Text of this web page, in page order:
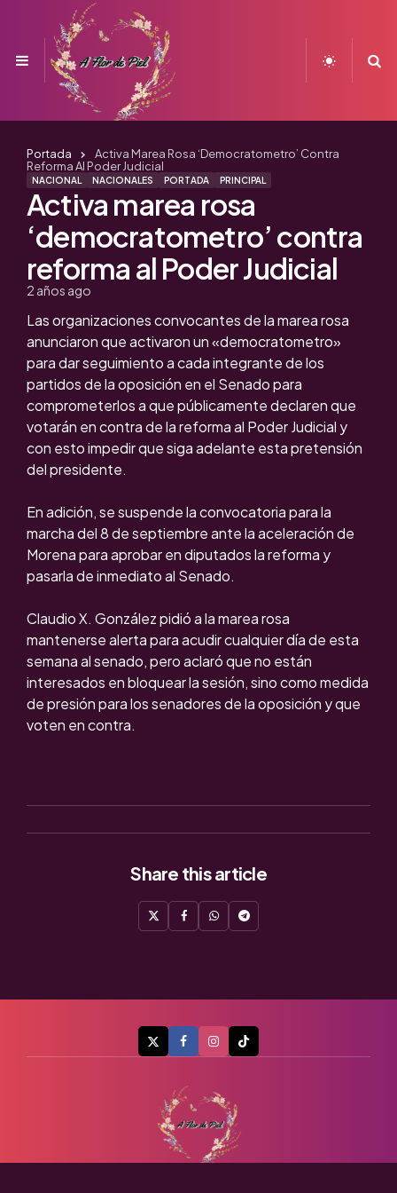
Menu
NACIONAL NACIONALES PORTADA PRINCIPAL
Activa marea rosa
‘democratometro’ contra
reforma al Poder Judicial
2 años ago
Portada
Activa Marea Rosa ‘democratometro’ Contra
Reforma Al Poder Judicial
Las organizaciones convocantes de la marea rosa
anunciaron que activaron un «democratometro»
para dar seguimiento a cada integrante de los
partidos de la oposición en el Senado para
comprometerlos a que públicamente declaren que
votarán en contra de la reforma al Poder Judicial y
con esto impedir que siga adelante esta pretensión
del presidente.
En adición, se suspende la convocatoria para la
marcha del 8 de septiembre ante la aceleración de
Morena para aprobar en diputados la reforma y
pasarla de inmediato al Senado.
Claudio X. González pidió a la marea rosa
mantenerse alerta para acudir cualquier día de esta
semana al senado, pero aclaró que no están
interesados en bloquear la sesión, sino como medida
de presión para los senadores de la oposición y que
voten en contra.
Share this article